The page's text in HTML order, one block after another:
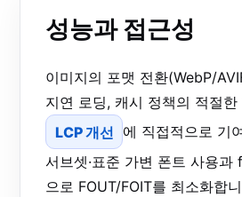
성능과 접근성
이미지의 포맷 전환(WebP/
지연 로딩, 캐시 정책의 적절한
LCP 개선 에 직접적으로 기
서브셋·표준 가변 폰트 사용
으로 FOUT/FOIT를 최소화합